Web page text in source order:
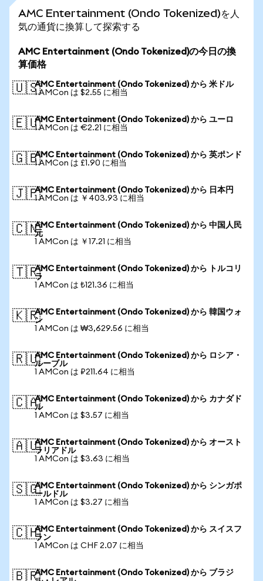
AMC Entertainment (Ondo Tokenized)を人
気の通貨に換算して探索する
AMC Entertainment (Ondo Tokenized)の今日の換
算価格
🇺🇸AMC Entertainment (Ondo Tokenized) から 米ドル
1 AMCon は $2.55 に相当
🇪🇺AMC Entertainment (Ondo Tokenized) から ユーロ
1 AMCon は €2.21 に相当
🇬🇧AMC Entertainment (Ondo Tokenized) から 英ポンド
1 AMCon は £1.90 に相当
🇯🇵AMC Entertainment (Ondo Tokenized) から 日本円
1 AMCon は ￥403.93 に相当
🇨🇳AMC Entertainment (Ondo Tokenized) から 中国人民
元
1 AMCon は ￥17.21 に相当
🇹🇷AMC Entertainment (Ondo Tokenized) から トルコリ
ラ
1 AMCon は ₺121.36 に相当
🇰🇷AMC Entertainment (Ondo Tokenized) から 韓国ウォ
ン
1 AMCon は ₩3,629.56 に相当
🇷🇺AMC Entertainment (Ondo Tokenized) から ロシア・
ルーブル
1 AMCon は ₽211.64 に相当
🇨🇦AMC Entertainment (Ondo Tokenized) から カナダド
ル
1 AMCon は $3.57 に相当
🇦🇺AMC Entertainment (Ondo Tokenized) から オースト
ラリアドル
1 AMCon は $3.63 に相当
🇸🇬AMC Entertainment (Ondo Tokenized) から シンガポ
ールドル
1 AMCon は $3.27 に相当
🇨🇭AMC Entertainment (Ondo Tokenized) から スイスフ
ラン
1 AMCon は CHF 2.07 に相当
🇧🇷AMC Entertainment (Ondo Tokenized) から ブラジ